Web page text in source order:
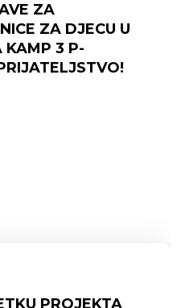
ZA
ZA DJECU U
KAMP 3 P-
PROJEKTA